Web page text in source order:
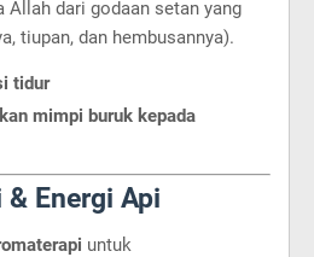
Allah dari godaan setan yang
tiupan, dan hembusannya).
tidur
mimpi buruk kepada
Energi Api
untuk